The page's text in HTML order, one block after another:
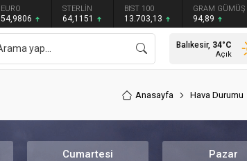
EURO
54,9806
STERLİN
64,1151
BIST 100
13.703,13
GRAM GÜMÜŞ
94,89
Balıkesir, 34°C
Açık
Anasayfa Hava Durumu
Cumartesi Pazar